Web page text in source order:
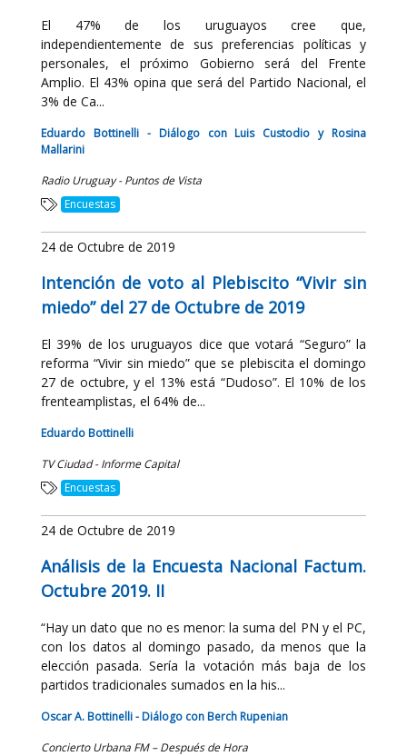
El 47% de los uruguayos cree que,
independientemente de sus preferencias políticas y
personales, el próximo Gobierno será del Frente
Amplio. El 43% opina que será del Partido Nacional, el
3% de Ca...
Eduardo Bottinelli - Diálogo con Luis Custodio y Rosina
Mallarini
Radio Uruguay - Puntos de Vista
Encuestas
24 de Octubre de 2019
Intención de voto al Plebiscito “Vivir sin
miedo” del 27 de Octubre de 2019
El 39% de los uruguayos dice que votará “Seguro” la
reforma “Vivir sin miedo” que se plebiscita el domingo
27 de octubre, y el 13% está “Dudoso”. El 10% de los
frenteamplistas, el 64% de...
Eduardo Bottinelli
TV Ciudad - Informe Capital
Encuestas
24 de Octubre de 2019
Análisis de la Encuesta Nacional Factum.
Octubre 2019. II
“Hay un dato que no es menor: la suma del PN y el PC,
con los datos al domingo pasado, da menos que la
elección pasada. Sería la votación más baja de los
partidos tradicionales sumados en la his...
Oscar A. Bottinelli - Diálogo con Berch Rupenian
Concierto Urbana FM – Después de Hora